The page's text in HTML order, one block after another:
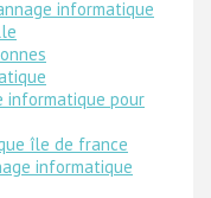
informatique
informatique pour
île de france
informatique